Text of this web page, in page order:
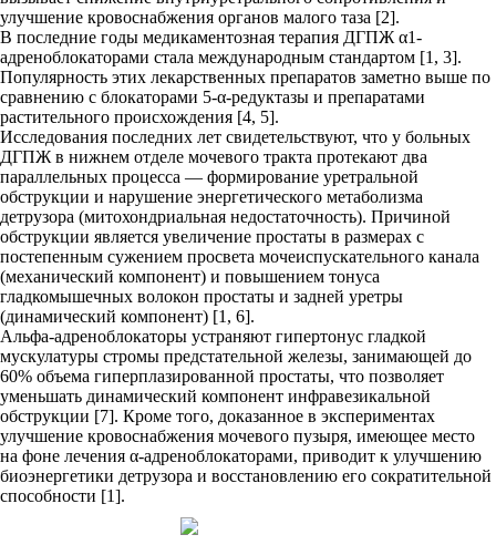
улучшение кровоснабжения органов малого таза [2].
В последние годы медикаментозная терапия ДГПЖ α1-
адреноблокаторами стала международным стандартом [1, 3].
Популярность этих лекарственных препаратов заметно выше по
сравнению с блокаторами 5-α-редуктазы и препаратами
растительного происхождения [4, 5].
Исследования последних лет свидетельствуют, что у больных
ДГПЖ в нижнем отделе мочевого тракта протекают два
параллельных процесса — формирование уретральной
обструкции и нарушение энергетического метаболизма
детрузора (митохондриальная недостаточность). Причиной
обструкции является увеличение простаты в размерах с
постепенным сужением просвета мочеиспускательного канала
(механический компонент) и повышением тонуса
гладкомышечных волокон простаты и задней уретры
(динамический компонент) [1, 6].
Альфа-адреноблокаторы устраняют гипертонус гладкой
мускулатуры стромы предстательной железы, занимающей до
60% объема гиперплазированной простаты, что позволяет
уменьшать динамический компонент инфравезикальной
обструкции [7]. Кроме того, доказанное в экспериментах
улучшение кровоснабжения мочевого пузыря, имеющее место
на фоне лечения α-адреноблокаторами, приводит к улучшению
биоэнергетики детрузора и восстановлению его сократительной
способности [1].